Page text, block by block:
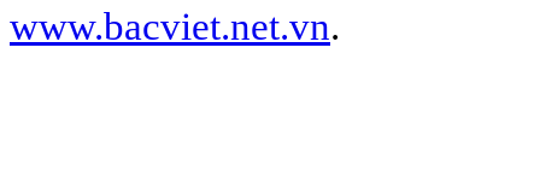
www.bacviet.net.vn.